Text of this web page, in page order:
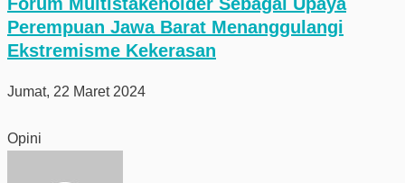
Perempuan Jawa Barat Menanggulangi
Ekstremisme Kekerasan
Jumat, 22 Maret 2024
Opini